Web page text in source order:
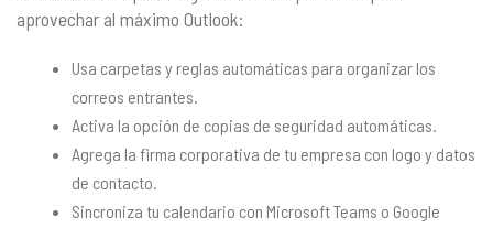
aprovechar al máximo Outlook:
Usa carpetas y reglas automáticas para organizar los
correos entrantes.
Activa la opción de copias de seguridad automáticas.
Agrega la firma corporativa de tu empresa con logo y datos
de contacto.
Sincroniza tu calendario con Microsoft Teams o Google